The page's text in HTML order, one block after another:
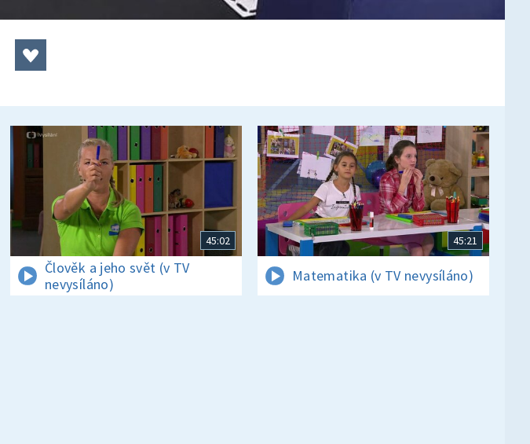
45:02
Člověk a jeho svět (v TV
nevysíláno)
45:21
Matematika (v TV nevysíláno)